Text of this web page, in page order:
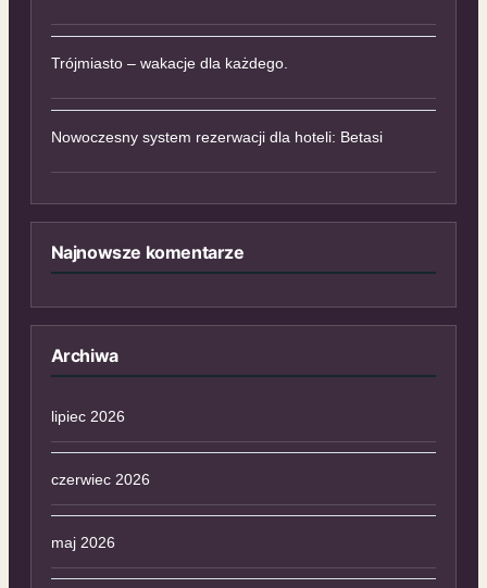
Trójmiasto – wakacje dla każdego.
Nowoczesny system rezerwacji dla hoteli: Betasi
Najnowsze komentarze
Archiwa
lipiec 2026
czerwiec 2026
maj 2026